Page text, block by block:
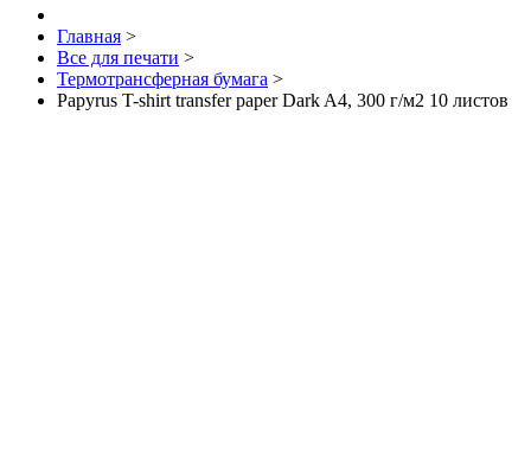
Главная >
Все для печати >
Термотрансферная бумага >
Papyrus T-shirt transfer paper Dark A4, 300 г/м2 10 листов